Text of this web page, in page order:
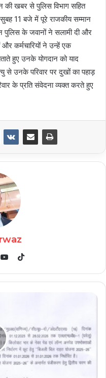
की खबर से पुलिस विभाग सहित
11 बजे में पूरे राजकीय सम्मान
पुलिस के जवानों ने सलामी दी और
और कर्मचारियों ने उन्हें एक
हुए उनके योगदान को याद
से उनके परिवार पर दुखों का पहाड़
के प्रति संवेदना व्यक्त करते हुए
TikTok